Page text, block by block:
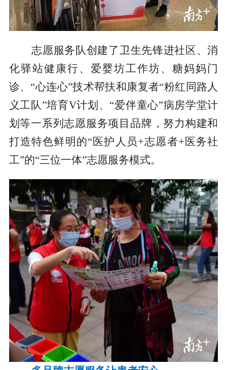
志愿服务队创建了卫生先锋进社区、消
化驿站健康行、爱婴坊工作坊、糖妈妈门
诊、“心连心”技术帮扶和康复者“粉红同路人
义工队”培育V计划、“爱伴童心”病房学堂计
划等一系列志愿服务项目品牌，努力构建和
打造特色鲜明的“医护人员+志愿者+医务社
工”的“三位一体”志愿服务模式。